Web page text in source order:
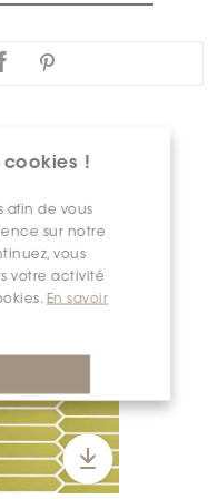
cookies !
afin de vous
sur notre
vous
votre activité
En savoir